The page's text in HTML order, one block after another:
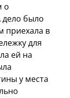
о
дело было
приехала в
для
ей на
у места